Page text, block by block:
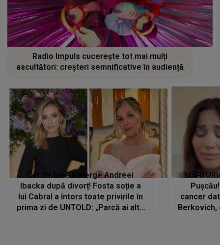
Radio Impuls cucerește tot mai mulți
ascultători: creșteri semnificative în audiență
Cât de bine îi merge Andreei
Ibacka după divorț! Fosta soție a
lui Cabral a întors toate privirile în
prima zi de UNTOLD: „Parcă ai altă
cancer